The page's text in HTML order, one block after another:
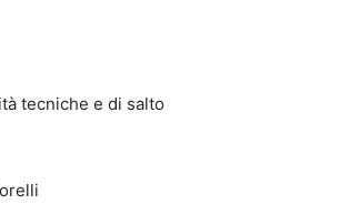
tecniche e di salto